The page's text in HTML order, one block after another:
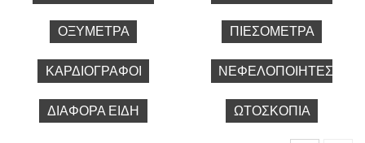
ΟΞΎΜΕΤΡΑ ΠΙΕΣΌΜΕΤΡΑ
ΚΑΡΔΙΟΓΡΆΦΟΙ ΝΕΦΕΛΟΠΟΙΗΤΈΣ
ΔΙΆΦΟΡΑ ΕΊΔΗ ΩΤΟΣΚΌΠΙΑ